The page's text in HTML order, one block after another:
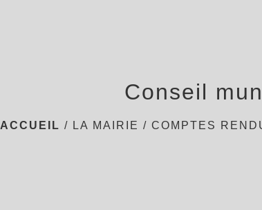
Conseil
ACCUEIL / LA MAIRIE / COMPTES